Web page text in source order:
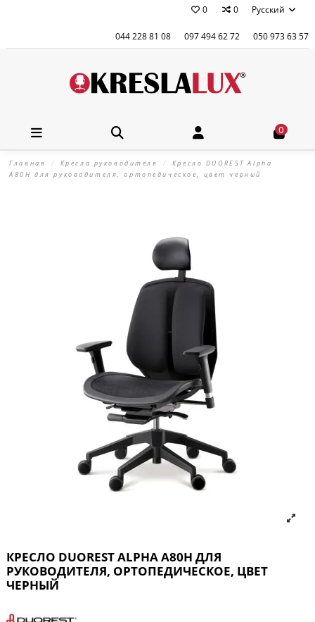
0 0 Русский
044 228 81 08 097 494 62 72 050 973 63 57
0
Главная Кресла руководителя
Кресло DUOREST Alpha
A80H для руководителя, ортопедическое, цвет черный
КРЕСЛО DUOREST ALPHA A80H ДЛЯ
РУКОВОДИТЕЛЯ, ОРТОПЕДИЧЕСКОЕ, ЦВЕТ
ЧЕРНЫЙ